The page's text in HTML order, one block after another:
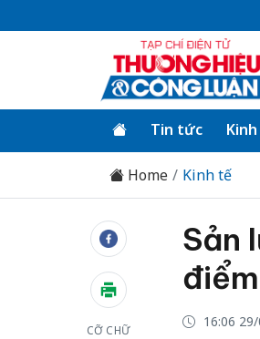
Tin tức
Home Kinh tế
CỠ CHỮ
Sản
16:06